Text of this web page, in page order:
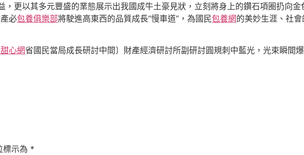
，更以其多元豐盛的業態展示出我國成牛土豪見狀，立刻將身上的鑽石項圈扔向
必包養俱樂部將駛進高東西的品質成長“慢車道”，為國民包養網的美妙生涯、社
心網省國民當局成長研討中間〕財產經濟研討所副研討圓規刺中藍光，光束瞬間
標示為 *